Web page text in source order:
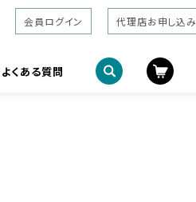
会員ログイン 代理店お申し込み
よくある質問